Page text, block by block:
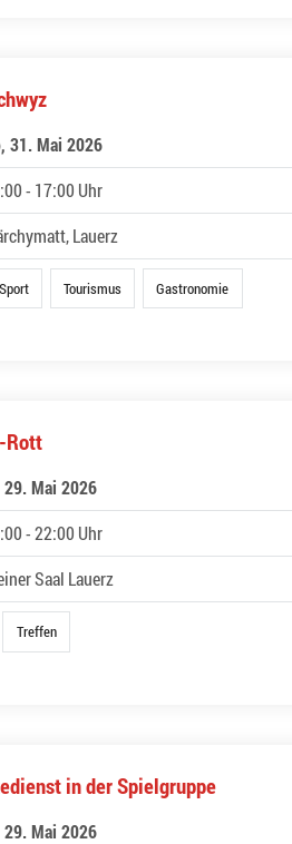
31. Mai 2026
- 17:00 Uhr
Lauerz
Sport Tourismus Gastronomie
Rott
29. Mai 2026
- 22:00 Uhr
Saal Lauerz
Treffen
in der Spielgruppe
29. Mai 2026